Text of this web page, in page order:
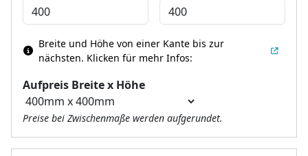
Aufpreis Breite x Höhe
Breite und Höhe von einer Kante bis zur
nächsten. Klicken für mehr Infos:
Preise bei Zwischenmaße werden aufgerundet.